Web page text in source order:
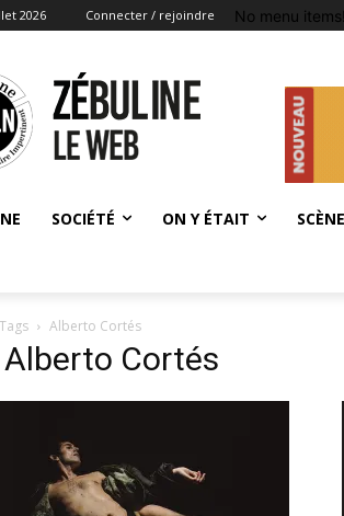
2026 Connecter / rejoindre No menu items!
SOCIÉTÉ ON Y ÉTAIT
Tags Alberto Cortés
Alberto Cortés